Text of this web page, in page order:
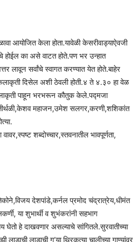
आयोजित केला होता.यावेळी केसरीवाड्याऐवजी
होईल का असे वाटत होते.पण भर उन्हात
सर्वांचे स्वागत करण्यात येत होते.बाहेर
दिसेल अशी ठेवली होती.४ ते ४.३० हा वेळ
कलाकृती पाहून भरभरून कौतुक केले.पद्मजा
महाजन,उमेश सलगर,करणी,शशिकांत
शब्दोच्चार,स्तवनातील भावपूर्णता,
तिकोने,विजय देशपांडे,कर्नल प्रमोद चंद्रात्रेय,धीमंत
या शुभार्थी व शुभंकरांनी सहभाग
हे दाखवणार असल्याचे सांगितले.सुरवातीच्या
लाडाची ग’या थिरकत्या चालीच्या गाण्यांवर